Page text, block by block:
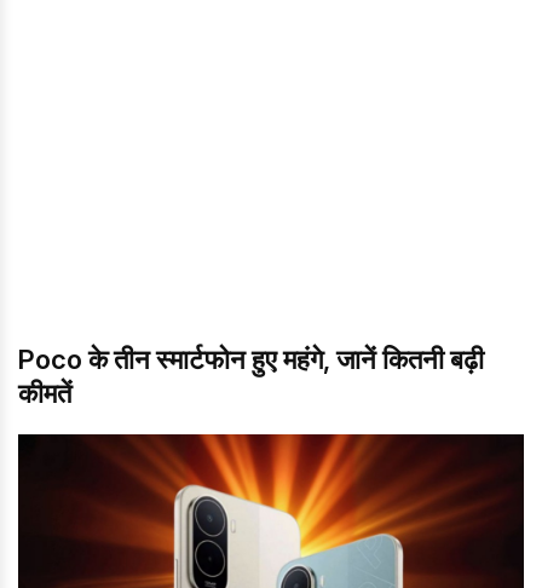
Poco के तीन स्मार्टफोन हुए महंगे, जानें कितनी बढ़ी
कीमतें